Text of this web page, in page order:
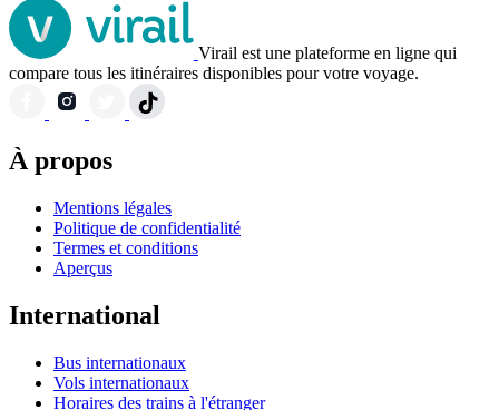
Virail est une plateforme en ligne qui
compare tous les itinéraires disponibles pour votre voyage.
À propos
Mentions légales
Politique de confidentialité
Termes et conditions
Aperçus
International
Bus internationaux
Vols internationaux
Horaires des trains à l'étranger